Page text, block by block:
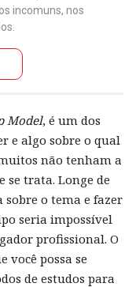
incomuns, nos
Model, é um dos
e algo sobre o qual
não tenham a
trata. Longe de
o tema e fazer
seria impossível
profissional. O
você possa se
de estudos para